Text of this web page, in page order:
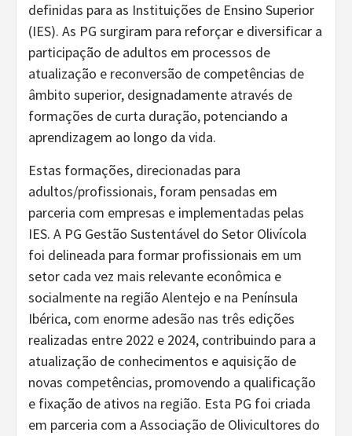
definidas para as Instituições de Ensino Superior
(IES). As PG surgiram para reforçar e diversificar a
participação de adultos em processos de
atualização e reconversão de competências de
âmbito superior, designadamente através de
formações de curta duração, potenciando a
aprendizagem ao longo da vida.
Estas formações, direcionadas para
adultos/profissionais, foram pensadas em
parceria com empresas e implementadas pelas
IES. A PG Gestão Sustentável do Setor Olivícola
foi delineada para formar profissionais em um
setor cada vez mais relevante econômica e
socialmente na região Alentejo e na Península
Ibérica, com enorme adesão nas três edições
realizadas entre 2022 e 2024, contribuindo para a
atualização de conhecimentos e aquisição de
novas competências, promovendo a qualificação
e fixação de ativos na região. Esta PG foi criada
em parceria com a Associação de Olivicultores do